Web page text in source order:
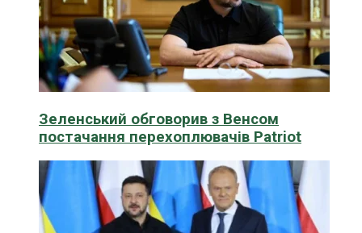
Зеленський обговорив з Венсом
постачання перехоплювачів Patriot